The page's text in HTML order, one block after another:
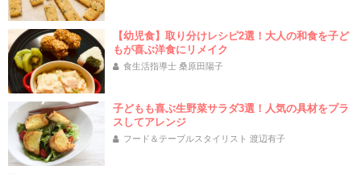
【幼児食】取り分けレシピ2選！大人の和食を子ど
もが喜ぶ洋食にリメイク
食生活指導士 桑原田陽子
子どもも喜ぶ生野菜サラダ3選！人気の具材をプラ
スしてアレンジ
フード＆テーブルスタイリスト 渡辺有子